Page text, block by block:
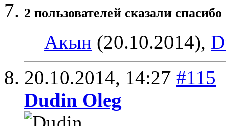
2 пользователей сказали
Aкын (20.10.2014),
20.10.2014, 14:27 #115
Dudin Oleg